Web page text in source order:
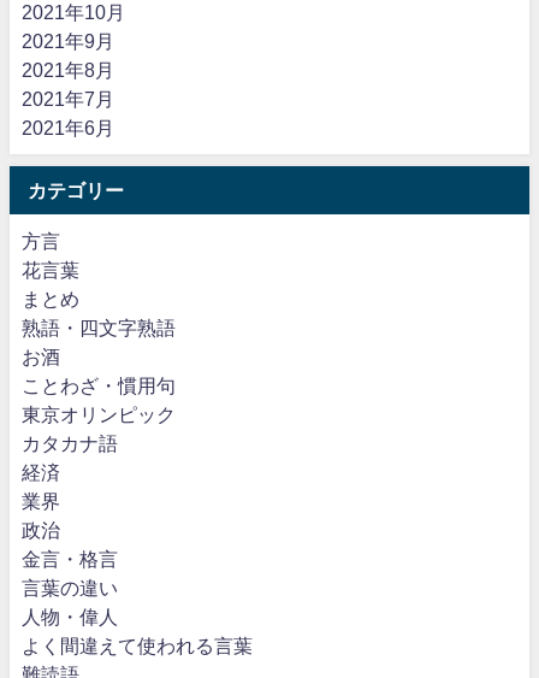
2021年10月
2021年9月
2021年8月
2021年7月
2021年6月
カテゴリー
方言
花言葉
まとめ
熟語・四文字熟語
お酒
ことわざ・慣用句
東京オリンピック
カタカナ語
経済
業界
政治
金言・格言
言葉の違い
人物・偉人
よく間違えて使われる言葉